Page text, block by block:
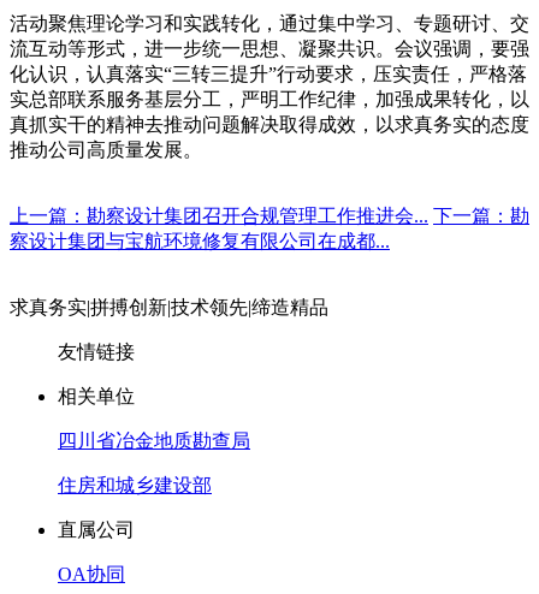
活动聚焦理论学习和实践转化，通过集中学习、专题研讨、交
流互动等形式，进一步统一思想、凝聚共识。会议强调，要强
化认识，认真落实“三转三提升”行动要求，压实责任，严格落
实总部联系服务基层分工，严明工作纪律，加强成果转化， 以
真抓实干的精神去推动问题解决取得成效，以求真务实的态度
推动公司高质量发展。
上一篇：勘察设计集团召开合规管理工作推进会... 下一篇：勘
察设计集团与宝航环境修复有限公司在成都...
求真务实|拼搏创新|技术领先|缔造精品
友情链接
相关单位
四川省冶金地质勘查局
住房和城乡建设部
直属公司
OA协同